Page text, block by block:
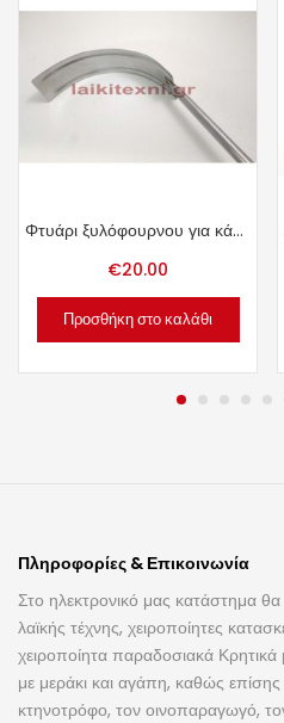
Φτυάρι ξυλόφουρνου για κάρβουνα ανοξείδωτο γυριστό.
€20.00
Προσθήκη στο καλάθι
Πληροφορίες & Επικοινωνία
Στο ηλεκτρονικό μας κατάστημα θα
λαϊκής τέχνης, χειροποίητες
χειροποίητα παραδοσιακά
με μεράκι και αγάπη, καθώς
κτηνοτρόφο, τον οινοπαραγωγό,